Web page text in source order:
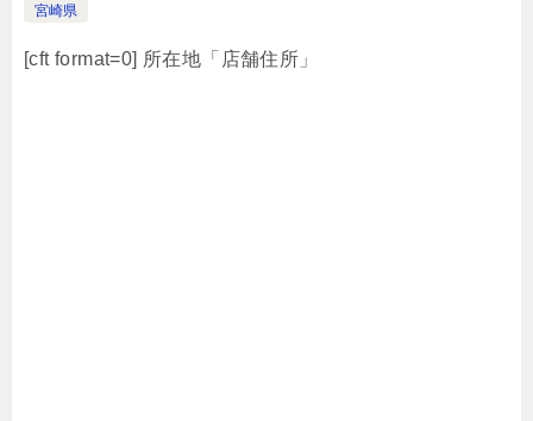
宮崎県
[cft format=0] 所在地「店舗住所」